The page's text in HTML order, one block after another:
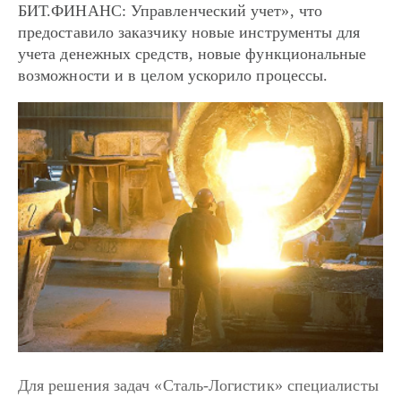
БИТ.ФИНАНС: Управленческий учет», что
предоставило заказчику новые инструменты для
учета денежных средств, новые функциональные
возможности и в целом ускорило процессы.
Для решения задач «Сталь-Логистик» специалисты